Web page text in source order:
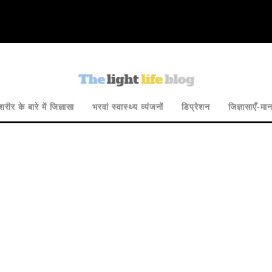
के बारे में जिज्ञासा भरवां स्वास्थ्य व्यंजनों डिप्रेशन जिज्ञासाएँ-